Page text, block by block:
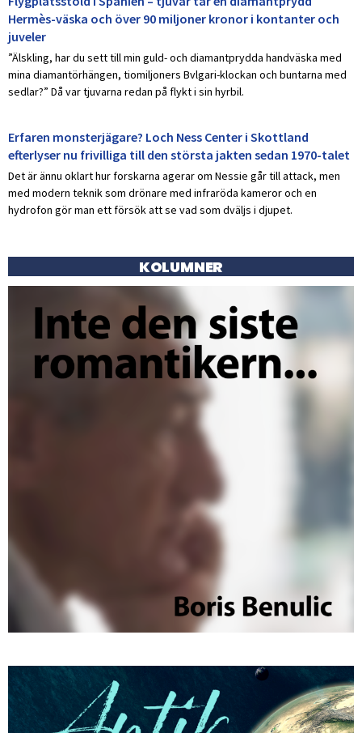
Hermès-väska och över 90 miljoner kronor i kontanter och
juveler
”Älskling, har du sett till min guld- och diamantprydda handväska med
mina diamantörhängen, tiomiljoners Bvlgari-klockan och buntarna med
sedlar?” Då var tjuvarna redan på flykt i sin hyrbil.
Erfaren monsterjägare? Loch Ness Center i Skottland
efterlyser nu frivilliga till den största jakten sedan 1970-talet
Det är ännu oklart hur forskarna agerar om Nessie går till attack, men
med modern teknik som drönare med infraröda kameror och en
hydrofon gör man ett försök att se vad som dväljs i djupet.
KOLUMNER